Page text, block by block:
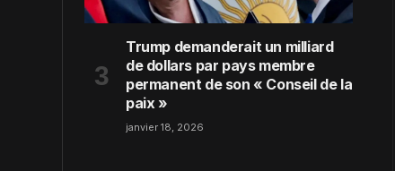
Trump demanderait un milliard
de dollars par pays membre
permanent de son « Conseil de la
paix »
janvier 18, 2026